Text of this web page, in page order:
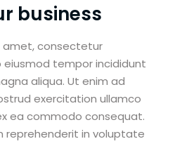
business
amet, consectetur
eiusmod tempor incididunt
aliqua. Ut enim ad
exercitation ullamco
ea commodo consequat.
reprehenderit in voluptate